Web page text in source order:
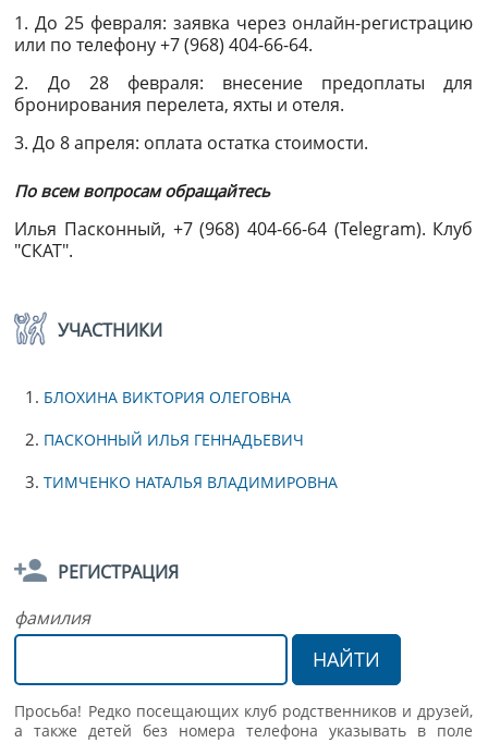
1. До 25 февраля: заявка через онлайн-регистрацию
или по телефону +7 (968) 404-66-64.
2. До 28 февраля: внесение предоплаты для
бронирования перелета, яхты и отеля.
3. До 8 апреля: оплата остатка стоимости.
По всем вопросам обращайтесь
Илья Пасконный, +7 (968) 404-66-64 (Telegram). Клуб
"СКАТ".
УЧАСТНИКИ
1. БЛОХИНА ВИКТОРИЯ ОЛЕГОВНА
2. ПАСКОННЫЙ ИЛЬЯ ГЕННАДЬЕВИЧ
3. ТИМЧЕНКО НАТАЛЬЯ ВЛАДИМИРОВНА
РЕГИСТРАЦИЯ
фамилия
Просьба! Редко посещающих клуб родственников и друзей,
а также детей без номера телефона указывать в поле